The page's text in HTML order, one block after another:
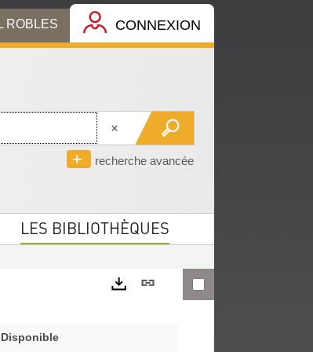
ROBLES CONNEXION
recherche avancée
LES BIBLIOTHÈQUES
Lien
Disponible